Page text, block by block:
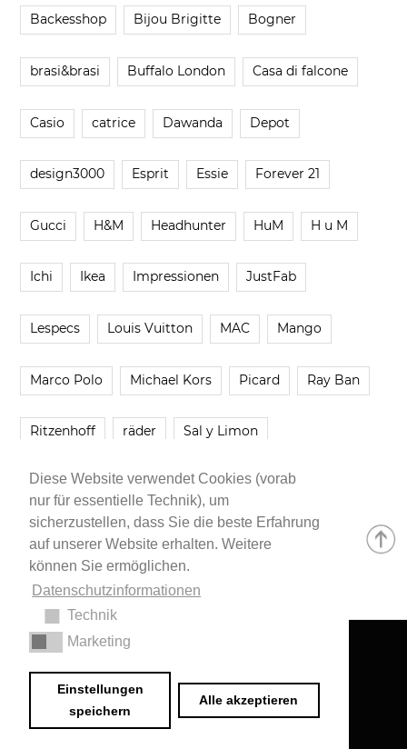
Diese Website verwendet Cookies (vorab
nur für essentielle Technik), um
sicherzustellen, dass Sie die beste Erfahrung
auf unserer Website erhalten. Weitere
können Sie ermöglichen.
Datenschutzinformationen
Technik
Marketing
Einstellungen
speichern
Alle akzeptieren
Backesshop Bijou Brigitte Bogner
brasi&brasi Buffalo London Casa di falcone
Casio catrice Dawanda Depot
design3000 Esprit Essie Forever 21
Gucci H&M Headhunter HuM H u M
Ichi Ikea Impressionen JustFab
Lespecs Louis Vuitton MAC Mango
Marco Polo Michael Kors Picard Ray Ban
Ritzenhoff räder Sal y Limon
Smartbuyglasses smash! Steve Madden
Younique Zara
Impressum
© 2020 Dr. Sarah Schwab-Jung